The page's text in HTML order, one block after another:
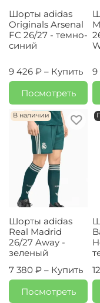
Шорты adidas
Originals Arsenal
FC 26/27 - темно-
синий
9 426 ₽ – Купить
Посмотреть
9
В наличии
Шорты adidas
Real Madrid
26/27 Away -
зеленый
7 380 ₽ – Купить
Посмотреть